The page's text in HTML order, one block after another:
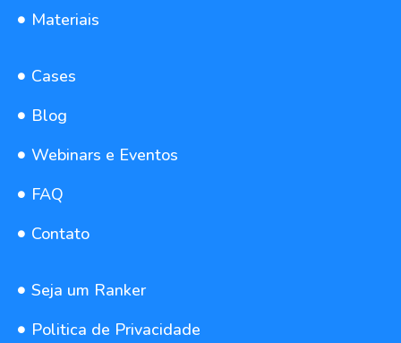
Materiais
Cases
Blog
Webinars e Eventos
FAQ
Contato
Seja um Ranker
Politica de Privacidade